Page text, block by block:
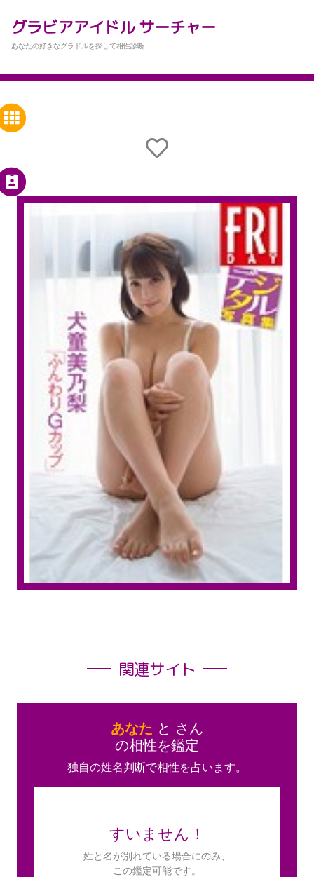
グラビアアイドル サーチャー
あなたの好きなグラドルを探して相性診断
関連サイト
あなた と さん
の相性を鑑定
独自の姓名判断で相性を占います。
すいません！
姓と名が別れている場合にのみ、
この鑑定可能です。